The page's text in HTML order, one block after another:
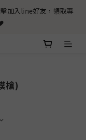
加入line好友，領取專
槍)